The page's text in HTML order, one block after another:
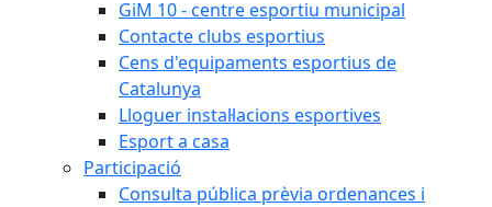
GiM 10 - centre esportiu municipal
Contacte clubs esportius
Cens d'equipaments esportius de
Catalunya
Lloguer instal·lacions esportives
Esport a casa
Participació
Consulta pública prèvia ordenances i